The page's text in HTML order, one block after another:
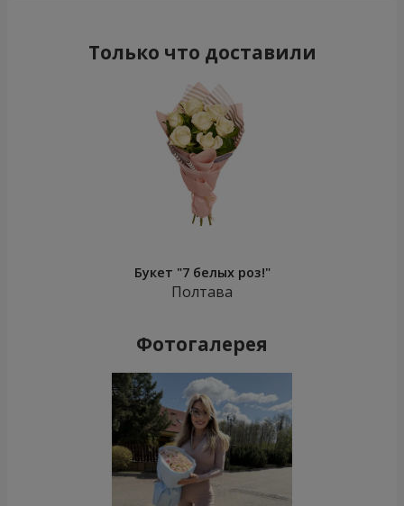
Только что доставили
Букет "7 белых роз!"
Полтава
Фотогалерея